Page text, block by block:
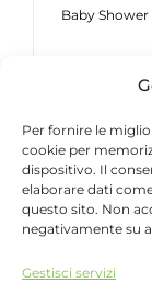
Per fornire le
cookie per
dispositivo. Il
elaborare dati
questo sito. Non
negativamente su
Gestisci servizi
Baby
Baby